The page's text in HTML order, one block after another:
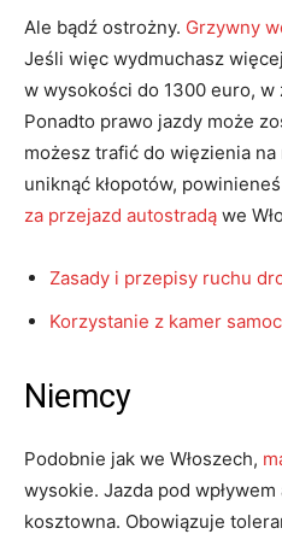
Ale bądź ostrożny. Grzywny
Jeśli więc wydmuchasz
w wysokości do 1300 euro, w
Ponadto prawo jazdy może
możesz trafić do więzienia
uniknąć kłopotów,
za przejazd autostradą we
Zasady i przepisy ruchu
Korzystanie z kamer
Niemcy
Podobnie jak we Włoszech,
wysokie. Jazda pod
kosztowna. Obowiązuje